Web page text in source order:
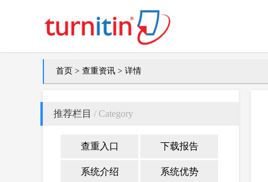
首页 > 查重资讯 > 详情
推荐栏目 / Category
查重入口 下载报告
系统介绍 系统优势